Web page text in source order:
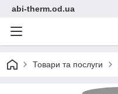
abi-therm.od.ua
Товари та послуги